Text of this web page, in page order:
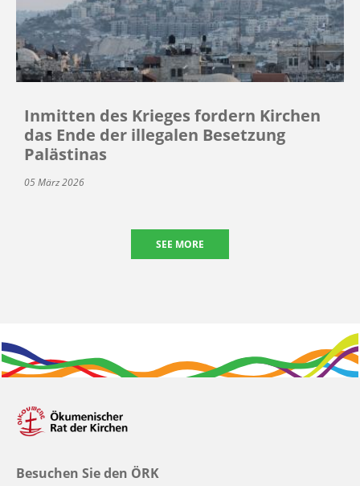
Inmitten des Krieges fordern Kirchen
das Ende der illegalen Besetzung
Palästinas
05 März 2026
SEE MORE
Besuchen Sie den ÖRK